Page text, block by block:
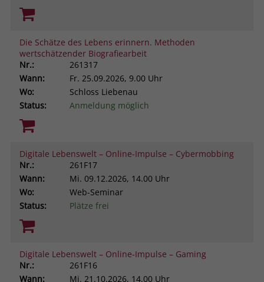
Die Schätze des Lebens erinnern. Methoden
wertschätzender Biografiearbeit
Nr.:
261317
Wann:
Fr. 25.09.2026, 9.00 Uhr
Wo:
Schloss Liebenau
Status:
Anmeldung möglich
Digitale Lebenswelt – Online-Impulse – Cybermobbing
Nr.:
261F17
Wann:
Mi. 09.12.2026, 14.00 Uhr
Wo:
Web-Seminar
Status:
Plätze frei
Digitale Lebenswelt – Online-Impulse – Gaming
Nr.:
261F16
Wann:
Mi. 21.10.2026, 14.00 Uhr